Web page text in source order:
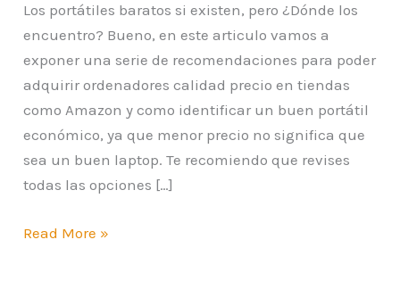
Los portátiles baratos si existen, pero ¿Dónde los
encuentro? Bueno, en este articulo vamos a
exponer una serie de recomendaciones para poder
adquirir ordenadores calidad precio en tiendas
como Amazon y como identificar un buen portátil
económico, ya que menor precio no significa que
sea un buen laptop. Te recomiendo que revises
todas las opciones […]
Read More »